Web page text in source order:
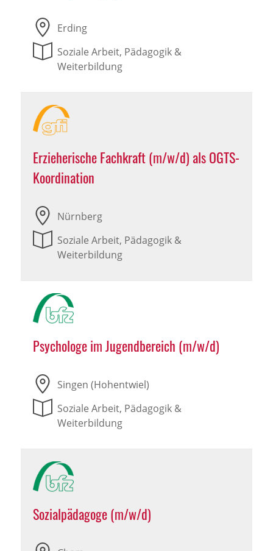
Erding
Soziale Arbeit, Pädagogik &
Weiterbildung
Erzieherische Fachkraft (m/w/d) als OGTS-
Koordination
Nürnberg
Soziale Arbeit, Pädagogik &
Weiterbildung
Psychologe im Jugendbereich (m/w/d)
Singen (Hohentwiel)
Soziale Arbeit, Pädagogik &
Weiterbildung
Sozialpädagoge (m/w/d)